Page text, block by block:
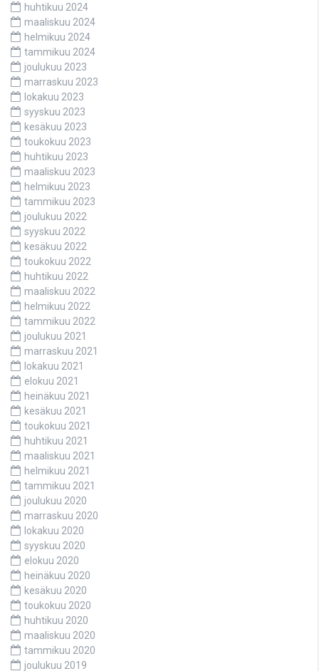
huhtikuu 2024
maaliskuu 2024
helmikuu 2024
tammikuu 2024
joulukuu 2023
marraskuu 2023
lokakuu 2023
syyskuu 2023
kesäkuu 2023
toukokuu 2023
huhtikuu 2023
maaliskuu 2023
helmikuu 2023
tammikuu 2023
joulukuu 2022
syyskuu 2022
kesäkuu 2022
toukokuu 2022
huhtikuu 2022
maaliskuu 2022
helmikuu 2022
tammikuu 2022
joulukuu 2021
marraskuu 2021
lokakuu 2021
elokuu 2021
heinäkuu 2021
kesäkuu 2021
toukokuu 2021
huhtikuu 2021
maaliskuu 2021
helmikuu 2021
tammikuu 2021
joulukuu 2020
marraskuu 2020
lokakuu 2020
syyskuu 2020
elokuu 2020
heinäkuu 2020
kesäkuu 2020
toukokuu 2020
huhtikuu 2020
maaliskuu 2020
tammikuu 2020
joulukuu 2019